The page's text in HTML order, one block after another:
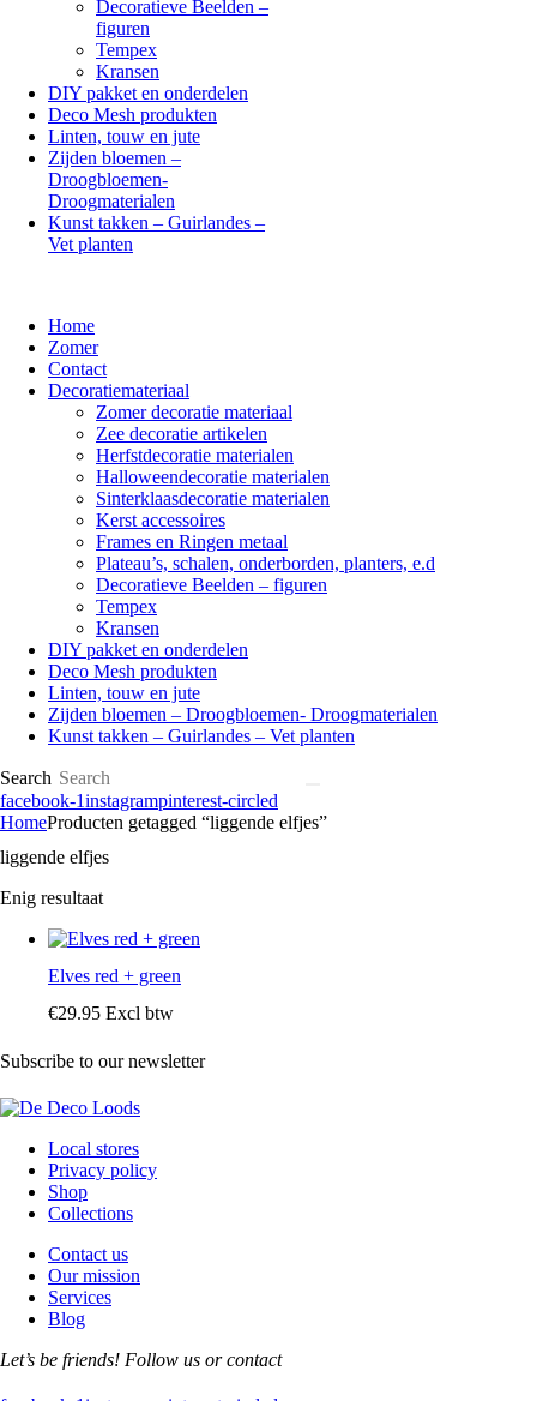
Decoratieve Beelden –
figuren
Tempex
Kransen
DIY pakket en onderdelen
Deco Mesh produkten
Linten, touw en jute
Zijden bloemen –
Droogbloemen-
Droogmaterialen
Kunst takken – Guirlandes –
Vet planten
Home
Zomer
Contact
Decoratiemateriaal
Zomer decoratie materiaal
Zee decoratie artikelen
Herfstdecoratie materialen
Halloweendecoratie materialen
Sinterklaasdecoratie materialen
Kerst accessoires
Frames en Ringen metaal
Plateau’s, schalen, onderborden, planters, e.d
Decoratieve Beelden – figuren
Tempex
Kransen
DIY pakket en onderdelen
Deco Mesh produkten
Linten, touw en jute
Zijden bloemen – Droogbloemen- Droogmaterialen
Kunst takken – Guirlandes – Vet planten
Search
facebook-1instagrampinterest-circled
HomeProducten getagged “liggende elfjes”
liggende elfjes
Enig resultaat
Elves red + green
€29.95 Excl btw
Subscribe to our newsletter
Local stores
Privacy policy
Shop
Collections
Contact us
Our mission
Services
Blog
Let’s be friends! Follow us or contact